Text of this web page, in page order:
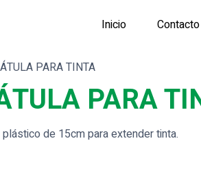
Inicio Contacto
PARA TINTA
PARA
de 15cm para extender tinta.